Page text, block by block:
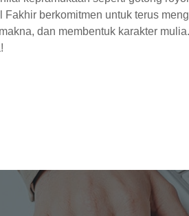
berkomitmen untuk terus
dan membentuk karakter